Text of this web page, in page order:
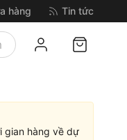
hàng Tin tức
gian hàng về dự